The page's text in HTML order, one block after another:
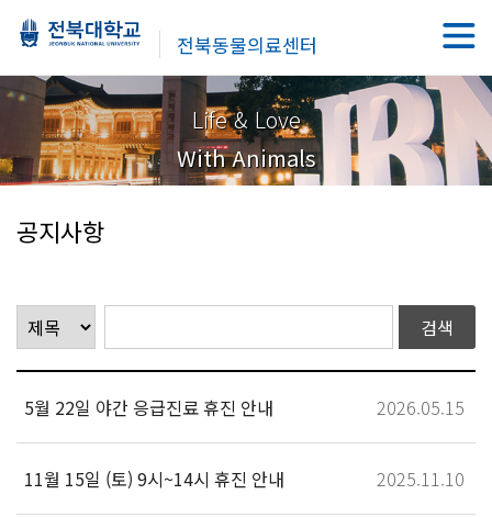
전북동물의료센터
Life & Love
With Animals
공지사항
5월 22일 야간 응급진료 휴진 안내 2026.05.15
11월 15일 (토) 9시~14시 휴진 안내 2025.11.10